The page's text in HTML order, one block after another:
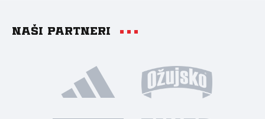
Naši partneri